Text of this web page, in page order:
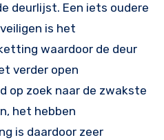
deurlijst. Een iets oudere
is het
waardoor de deur
verder open
op zoek naar de zwakste
het hebben
is daardoor zeer